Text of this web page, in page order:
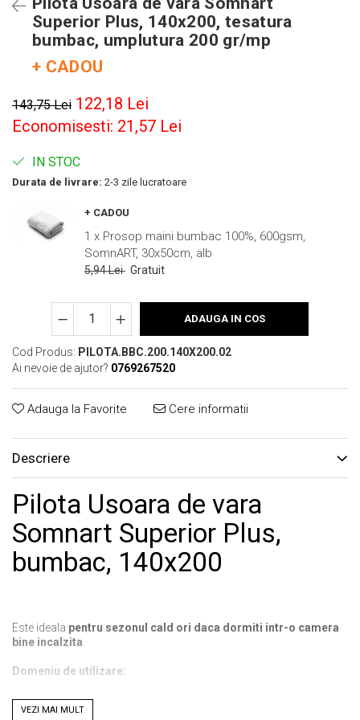
Superior Plus, 140x200, tesatura
bumbac, umplutura 200 gr/mp
+ CADOU
143,75 Lei 122,18 Lei
Economisesti: 21,57 Lei
IN STOC
Durata de livrare: 2-3 zile lucratoare
+ CADOU
1 x Prosop maini bumbac 100%, 600gsm,
SomnART, 30x50cm, alb
5,94 Lei Gratuit
ADAUGA IN COS
Cod Produs: PILOTA.BBC.200.140X200.02
Ai nevoie de ajutor? 0769267520
Adauga la Favorite Cere informatii
Descriere
Pilota Usoara de vara
Somnart Superior Plus,
bumbac, 140x200
Este ideala pentru sezonul cald ori daca dormiti intr-o camera
bine incalzita.
Domeniu de utilizare:
uz profesional:
VEZI MAI MULT